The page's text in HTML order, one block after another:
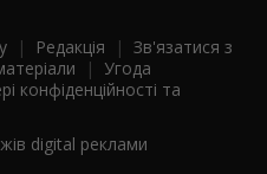
| Редакція | Зв'язатися з
| Угода
конфіденційності та
digital реклами